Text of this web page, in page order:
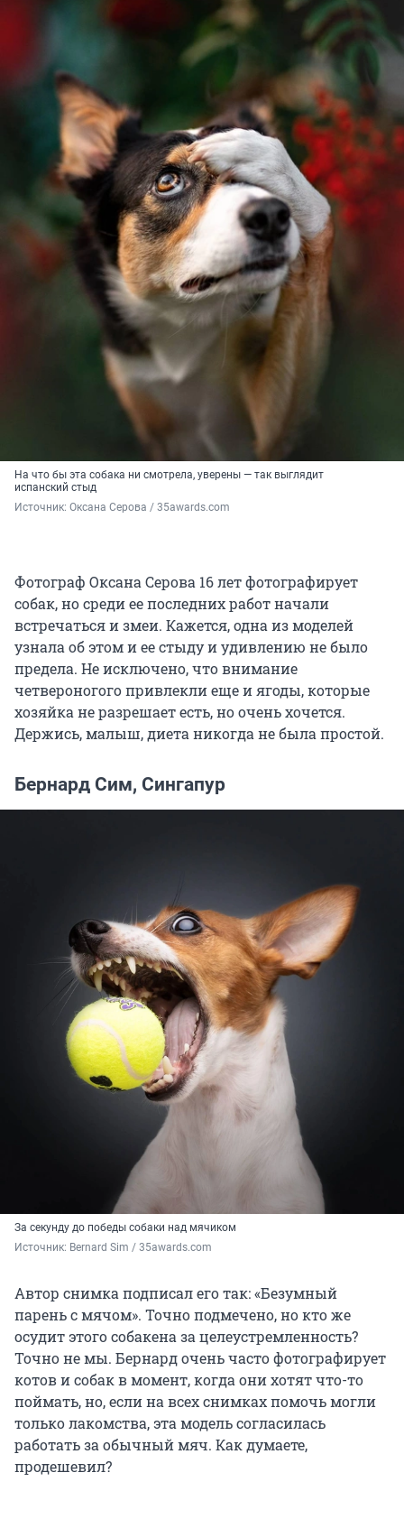
На что бы эта собака ни смотрела, уверены — так выглядит
испанский стыд
Источник: Оксана Серова / 35awards.com
Фотограф Оксана Серова 16 лет фотографирует
собак, но среди ее последних работ начали
встречаться и змеи. Кажется, одна из моделей
узнала об этом и ее стыду и удивлению не было
предела. Не исключено, что внимание
четвероногого привлекли еще и ягоды, которые
хозяйка не разрешает есть, но очень хочется.
Держись, малыш, диета никогда не была простой.
Бернард Сим, Сингапур
За секунду до победы собаки над мячиком
Источник: Bernard Sim / 35awards.com
Автор снимка подписал его так: «Безумный
парень с мячом». Точно подмечено, но кто же
осудит этого собакена за целеустремленность?
Точно не мы. Бернард очень часто фотографирует
котов и собак в момент, когда они хотят что-то
поймать, но, если на всех снимках помочь могли
только лакомства, эта модель согласилась
работать за обычный мяч. Как думаете,
продешевил?